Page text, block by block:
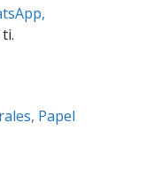
, Papel